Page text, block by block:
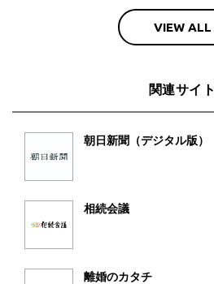
VIEW ALL
関連サイト
朝日新聞（デジタル版）
相続会議
離婚のカタチ